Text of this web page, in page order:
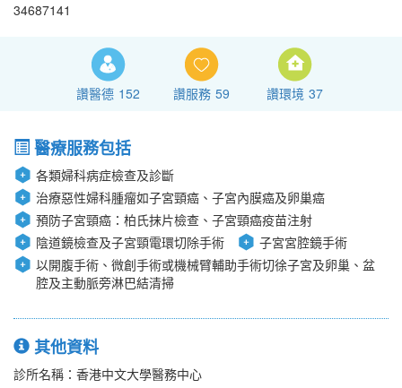
34687141
讚醫德 152 讚服務 59 讚環境 37
醫療服務包括
各類婦科病症檢查及診斷
治療惡性婦科腫瘤如子宮頸癌、子宮內膜癌及卵巢癌
預防子宮頸癌：柏氏抹片檢查、子宮頸癌疫苗注射
陰道鏡檢查及子宮頸電環切除手術
子宮宮腔鏡手術
以開腹手術、微創手術或機械臂輔助手術切徐子宮及卵巢、盆
腔及主動脈旁淋巴結清掃
其他資料
診所名稱：香港中文大學醫務中心